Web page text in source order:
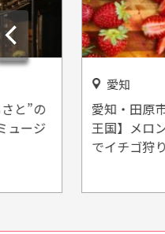
と”の
ュージ
愛知
愛知・田原
王国】メロ
でイチゴ狩